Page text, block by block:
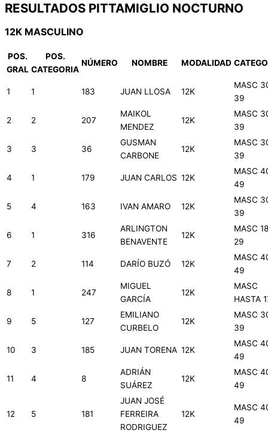
RESULTADOS PITTAMIGLIO NOCTURNO
12K MASCULINO
POS.
GRAL
POS.
CATEGORIA
NÚMERO NOMBRE MODALIDAD
1 1 183 JUAN LLOSA 12K
MASC
39
2 2 207
MAIKOL
MENDEZ
12K
MASC
39
3 3 36
GUSMAN
CARBONE
12K
MASC
39
4 1 179 JUAN CARLOS 12K
MASC
49
5 4 163 IVAN AMARO 12K
MASC
39
6 1 316
ARLINGTON
BENAVENTE
12K
MASC
29
7 2 114 DARÍO BUZÓ 12K
MASC
49
8 1 247
MIGUEL
GARCÍA
12K
MASC
HASTA
9 5 127
EMILIANO
CURBELO
12K
MASC
39
10 3 185 JUAN TORENA 12K
MASC
49
11 4 8
ADRIÁN
SUÁREZ
12K
MASC
49
12 5 181
JUAN JOSÉ
FERREIRA
RODRIGUEZ
12K
MASC
49